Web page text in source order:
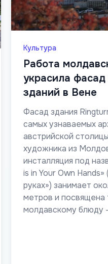
Культура
Работа
украсила фасад
зданий в Вене
Фасад здания
самых узнаваемых
австрийской
художника из
инсталляция под
is in Your Own
руках») занимает
метров и посвящена
молдавскому блюду